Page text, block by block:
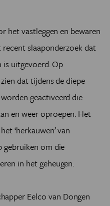
het vastleggen en bewaren
slaaponderzoek dat
is uitgevoerd. Op
dat tijdens de diepe
geactiveerd die
en weer oproepen. Het
‘herkauwen’ van
gebruiken om die
in het geheugen.
Eelco van Dongen